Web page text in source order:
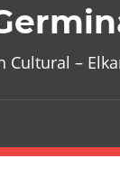
Cultural –